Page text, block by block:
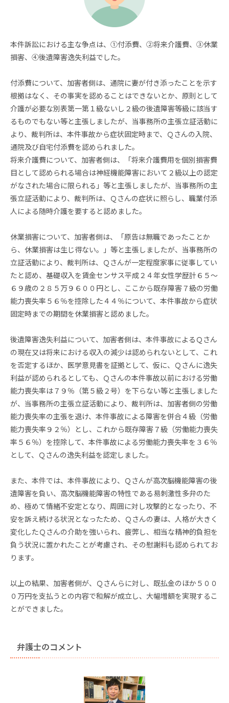
本件訴訟における主な争点は、①付添費、②将来介護費、③休業
損害、④後遺障害逸失利益でした。
付添費について、加害者側は、通院に妻が付き添ったことを示す
根拠はなく、その事実を認めることはできないとか、原則として
介護が必要な別表第一第１級ないし２級の後遺障害等級に該当す
るものでもない等と主張しましたが、当事務所の主張立証活動に
より、裁判所は、本件事故から症状固定時まで、Ｑさんの入院、
通院及び自宅付添費を認められました。
将来介護費について、加害者側は、「将来介護費用を個別損害費
目として認められる場合は神経機能障害において２級以上の認定
がなされた場合に限られる」等と主張しましたが、当事務所の主
張立証活動により、裁判所は、Ｑさんの症状に照らし、職業付添
人による随時介護を要すると認めました。
休業損害について、加害者側は、「原告は無職であったことか
ら、休業損害は生じ得ない。」等と主張しましたが、当事務所の
立証活動により、裁判所は、Ｑさんが一定程度家事に従事してい
たと認め、基礎収入を賃金センサス平成２４年女性学歴計６５～
６９歳の２８５万９６００円とし、ここから既存障害７級の労働
能力喪失率５６％を控除した４４％について、本件事故から症状
固定時までの期間を休業損害と認めました。
後遺障害逸失利益について、加害者側は、本件事故によるＱさん
の現在又は将来における収入の減少は認められないとして、これ
を否定するほか、医学意見書を証拠として、仮に、Ｑさんに逸失
利益が認められるとしても、Ｑさんの本件事故以前における労働
能力喪失率は７９％（第５級２号）を下らない等と主張しました
が、当事務所の主張立証活動により、裁判所は、加害者側の労働
能力喪失率の主張を退け、本件事故による障害を併合４級（労働
能力喪失率９２％）とし、これから既存障害７級（労働能力喪失
率５６％）を控除して、本件事故による労働能力喪失率を３６％
として、Ｑさんの逸失利益を認定しました。
また、本件では、本件事故により、Ｑさんが高次脳機能障害の後
遺障害を負い、高次脳機能障害の特性である易刺激性多弁のた
め、極めて情緒不安定となり、周囲に対し攻撃的となったり、不
安を訴え続ける状況となったため、Ｑさんの妻は、人格が大きく
変化したＱさんの介助を強いられ、疲弊し、相当な精神的負担を
負う状況に置かれたことが考慮され、その慰謝料も認められてお
ります。
以上の結果、加害者側が、Ｑさんらに対し、既払金のほか５００
０万円を支払うとの内容で和解が成立し、大幅増額を実現するこ
とができました。
弁護士のコメント